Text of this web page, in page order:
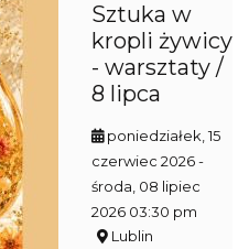
Sztuka w
kropli żywicy
- warsztaty /
8 lipca
poniedziałek, 15
czerwiec 2026-
środa, 08 lipiec
2026 03:30 pm
Lublin